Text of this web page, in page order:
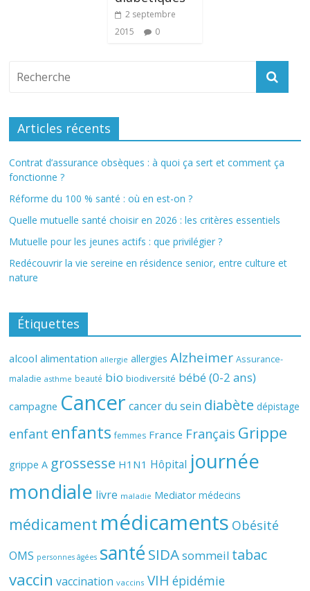
2 septembre
2015
0
Articles récents
Contrat d’assurance obsèques : à quoi ça sert et comment ça
fonctionne ?
Réforme du 100 % santé : où en est-on ?
Quelle mutuelle santé choisir en 2026 : les critères essentiels
Mutuelle pour les jeunes actifs : que privilégier ?
Redécouvrir la vie sereine en résidence senior, entre culture et
nature
Étiquettes
alcool alimentation allergie allergies Alzheimer Assurance-
maladie asthme beauté bio biodiversité bébé (0-2 ans)
campagne Cancer cancer du sein diabète dépistage
enfant enfants femmes France Français Grippe
grippe A grossesse H1N1 Hôpital journée
mondiale livre maladie Mediator médecins
médicament médicaments Obésité
OMS personnes âgées santé SIDAsommeil tabac
vaccin vaccination vaccins VIH épidémie